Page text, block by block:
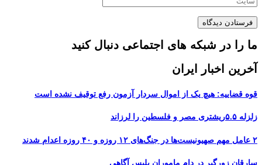
ما را در شبکه های اجتماعی دنبال کنید
آخرین اخبار ایران
قوه قضاییه: هیچ یک از اموال سردار آزمون رفع توقیف نشده است
زلزله ۵.۵ریشتری مصر و فلسطین را لرزاند
۲ عامل مهم صهیونیست‌ها در جنگ‌های ۱۲ روزه و ۴۰ روزه اعدام شدند
سارقان زورگیر در دام ماموران پلیس آگاهی